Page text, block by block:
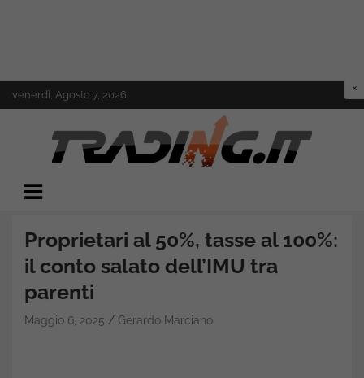
to
venerdì, Agosto 7, 2026
Trading.it
Proprietari al 50%, tasse al 100%:
il conto salato dell’IMU tra
parenti
Maggio 6, 2025 Gerardo Marciano